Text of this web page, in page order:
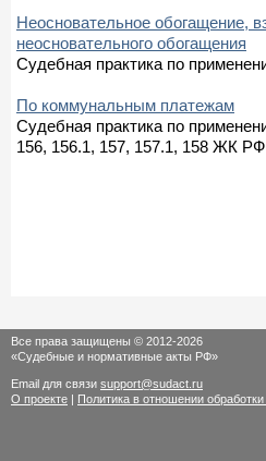
Неосновательное обогащение,
неосновательного обогащения
Судебная практика по
По коммунальным платежам
Судебная практика по
156, 156.1, 157, 157.1, 158 ЖК РФ
Все права защищены © 2012-2026
«Судебные и нормативные акты РФ»
Email для связи support@sudact.ru
О проекте | Политика в отношении